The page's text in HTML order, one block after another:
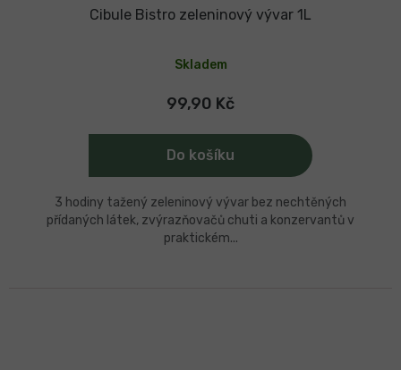
Cibule Bistro zeleninový vývar 1L
hodnocení
produktu
5,0
Skladem
99,90 Kč
Do košíku
3 hodiny tažený zeleninový vývar bez nechtěných
přídaných látek, zvýrazňovačů chuti a konzervantů v
praktickém...